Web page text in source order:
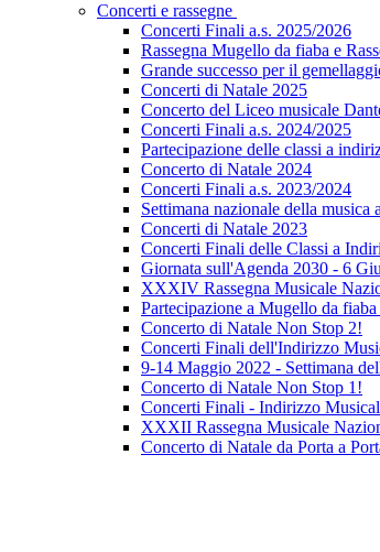
Concerti e rassegne
Concerti Finali a.s. 2025/2026
Rassegna Mugello da fiaba e
Grande successo per il
Concerti di Natale 2025
Concerto del Liceo musicale
Concerti Finali a.s. 2024/2025
Partecipazione delle classi a
Concerto di Natale 2024
Concerti Finali a.s. 2023/2024
Settimana nazionale della musica
Concerti di Natale 2023
Concerti Finali delle Classi a
Giornata sull'Agenda 2030 - 6
XXXIV Rassegna Musicale
Partecipazione a Mugello da
Concerto di Natale Non Stop 2!
Concerti Finali dell'Indirizzo
9-14 Maggio 2022 - Settimana
Concerto di Natale Non Stop 1!
Concerti Finali - Indirizzo
XXXII Rassegna Musicale
Concerto di Natale da Porta a